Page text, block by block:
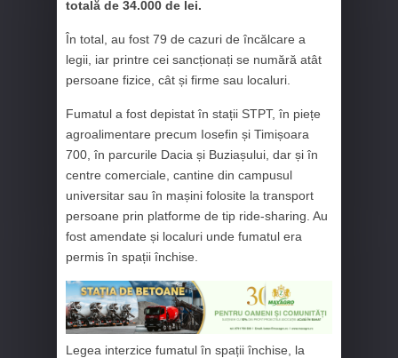
totală de 34.000 de lei.
În total, au fost 79 de cazuri de încălcare a
legii, iar printre cei sancționați se numără atât
persoane fizice, cât și firme sau localuri.
Fumatul a fost depistat în stații STPT, în piețe
agroalimentare precum Iosefin și Timișoara
700, în parcurile Dacia și Buziașului, dar și în
centre comerciale, cantine din campusul
universitar sau în mașini folosite la transport
persoane prin platforme de tip ride-sharing. Au
fost amendate și localuri unde fumatul era
permis în spații închise.
Legea interzice fumatul în spații închise, la